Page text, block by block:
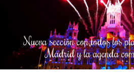
Nueva sección con todos los
Madrid y la agenda